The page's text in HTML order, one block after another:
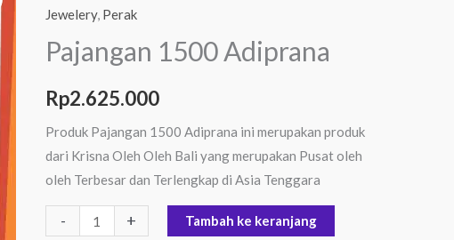
Jewelery, Perak
Pajangan 1500 Adiprana
Rp2.625.000
Produk Pajangan 1500 Adiprana ini merupakan produk
dari Krisna Oleh Oleh Bali yang merupakan Pusat oleh
oleh Terbesar dan Terlengkap di Asia Tenggara
-
Adiprana
+ Tambah ke keranjang